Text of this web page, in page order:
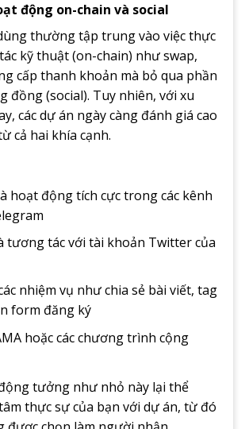
động on-chain và social
thường tập trung vào việc thực
kỹ thuật (on-chain) như swap,
cấp thanh khoản mà bỏ qua phần
đồng (social). Tuy nhiên, với xu
các dự án ngày càng đánh giá cao
cả hai khía cạnh.
hoạt động tích cực trong các kênh
tương tác với tài khoản Twitter của
nhiệm vụ như chia sẻ bài viết, tag
form đăng ký
hoặc các chương trình cộng
tưởng như nhỏ này lại thể
thực sự của bạn với dự án, từ đó